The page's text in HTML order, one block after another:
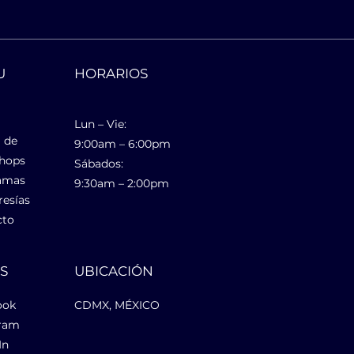
de
HORARIOS
Lun – Vie:
9:00am – 6:00pm
Sábados:
9:30am – 2:00pm
UBICACIÓN
CDMX, MÉXICO